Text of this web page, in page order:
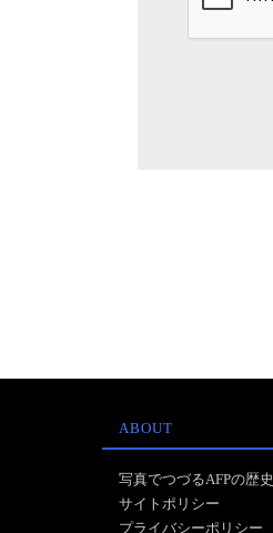
ABOUT
写真でつづるAFPの歴史
サイトポリシー
プライバシーポリシー